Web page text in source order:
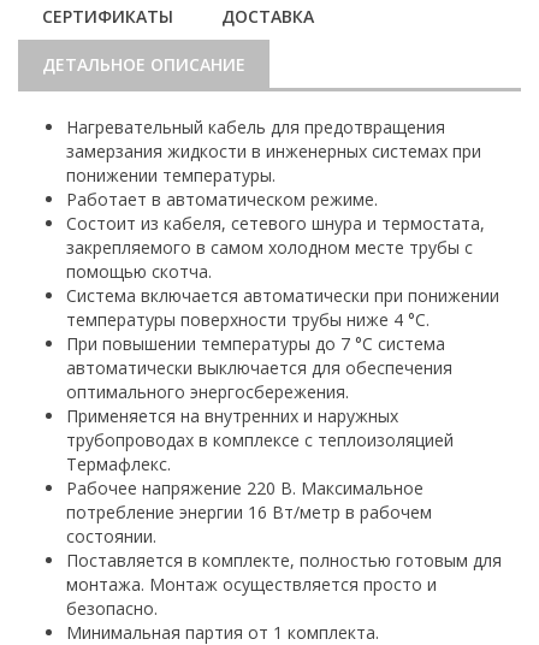
СЕРТИФИКАТЫ ДОСТАВКА
ДЕТАЛЬНОЕ ОПИСАНИЕ
Нагревательный кабель для предотвращения
замерзания жидкости в инженерных системах при
понижении температуры.
Работает в автоматическом режиме.
Состоит из кабеля, сетевого шнура и термостата,
закрепляемого в самом холодном месте трубы с
помощью скотча.
Система включается автоматически при понижении
температуры поверхности трубы ниже 4 °С.
При повышении температуры до 7 °С система
автоматически выключается для обеспечения
оптимального энергосбережения.
Применяется на внутренних и наружных
трубопроводах в комплексе с теплоизоляцией
Термафлекс.
Рабочее напряжение 220 В. Максимальное
потребление энергии 16 Вт/метр в рабочем
состоянии.
Поставляется в комплекте, полностью готовым для
монтажа. Монтаж осуществляется просто и
безопасно.
Минимальная партия от 1 комплекта.